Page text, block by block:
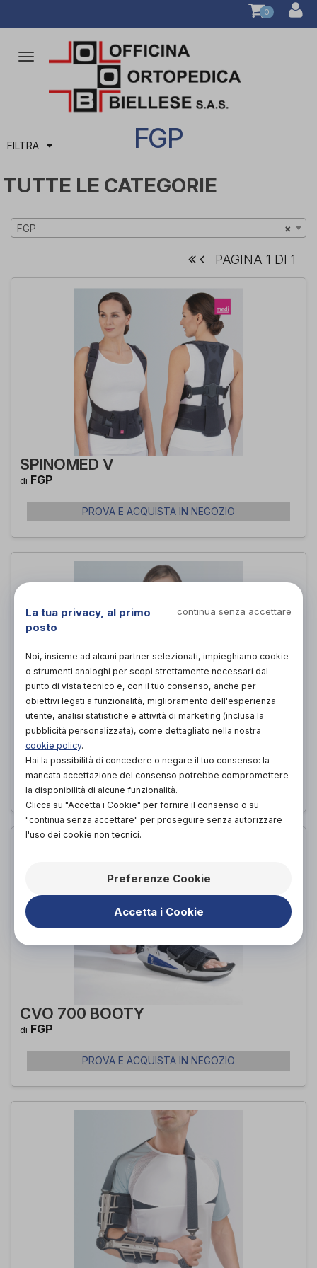
0
Attiva/disattiva
navigazione
FILTRA FGP
TUTTE LE CATEGORIE
×
FGP
PAGINA 1 DI 1
SPINOMED V
di FGP
PROVA E ACQUISTA IN NEGOZIO
HFB
diFGP
PROVA E ACQUISTA IN NEGOZIO
CVO 700 BOOTY
di FGP
PROVA E ACQUISTA IN NEGOZIO
La tua privacy, al primo
posto
continua senza accettare
Noi, insieme ad alcuni partner selezionati, impieghiamo cookie
o strumenti analoghi per scopi strettamente necessari dal
punto di vista tecnico e, con il tuo consenso, anche per
obiettivi legati a funzionalità, miglioramento dell'esperienza
utente, analisi statistiche e attività di marketing (inclusa la
pubblicità personalizzata), come dettagliato nella nostra
cookie policy.
Hai la possibilità di concedere o negare il tuo consenso: la
mancata accettazione del consenso potrebbe compromettere
la disponibilità di alcune funzionalità.
Clicca su "Accetta i Cookie" per fornire il consenso o su
"continua senza accettare" per proseguire senza autorizzare
l'uso dei cookie non tecnici.
Preferenze Cookie
Accetta i Cookie